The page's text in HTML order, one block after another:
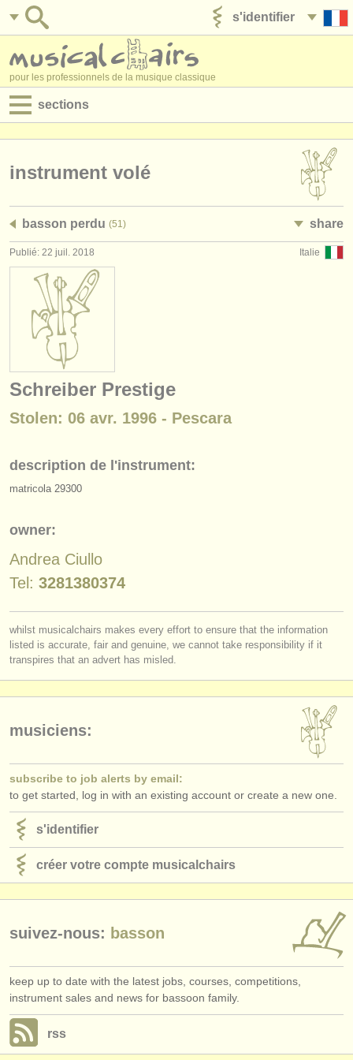
s'identifier
pour les professionnels de la musique classique
sections
jobs - administration
degree courses
stages/cours
concours/
instruments à vendre
orchestres et l'opéra
conservatoires
orchestres de jeunes
musicalchairs:
a propos de musicalchairs
rss feeds
find out about ourATS
ATSfaq
s'identifier
instrument volé
basson perdu (51) share
Italie
Publié: 22 juil. 2018
Schreiber Prestige
Stolen: 06 avr. 1996 - Pescara
description de l'instrument:
matricola 29300
owner:
Andrea Ciullo
Tel: 3281380374
whilst musicalchairs makes every effort to ensure that the information
listed is accurate, fair and genuine, we cannot take responsibility if it
transpires that an advert has misled.
musiciens:
subscribe to job alerts by email:
to get started, log in with an existing account or create a new one.
s'identifier
créer votre compte musicalchairs
suivez-nous: basson
keep up to date with the latest jobs, courses, competitions,
instrument sales and news for bassoon family.
rss